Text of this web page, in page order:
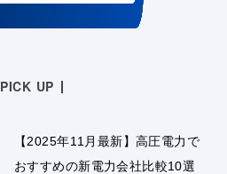
PICK UP
【2025年11月最新】高圧電力で
おすすめの新電力会社比較10選